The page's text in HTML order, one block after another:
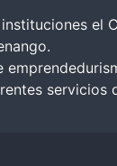
el
servicios